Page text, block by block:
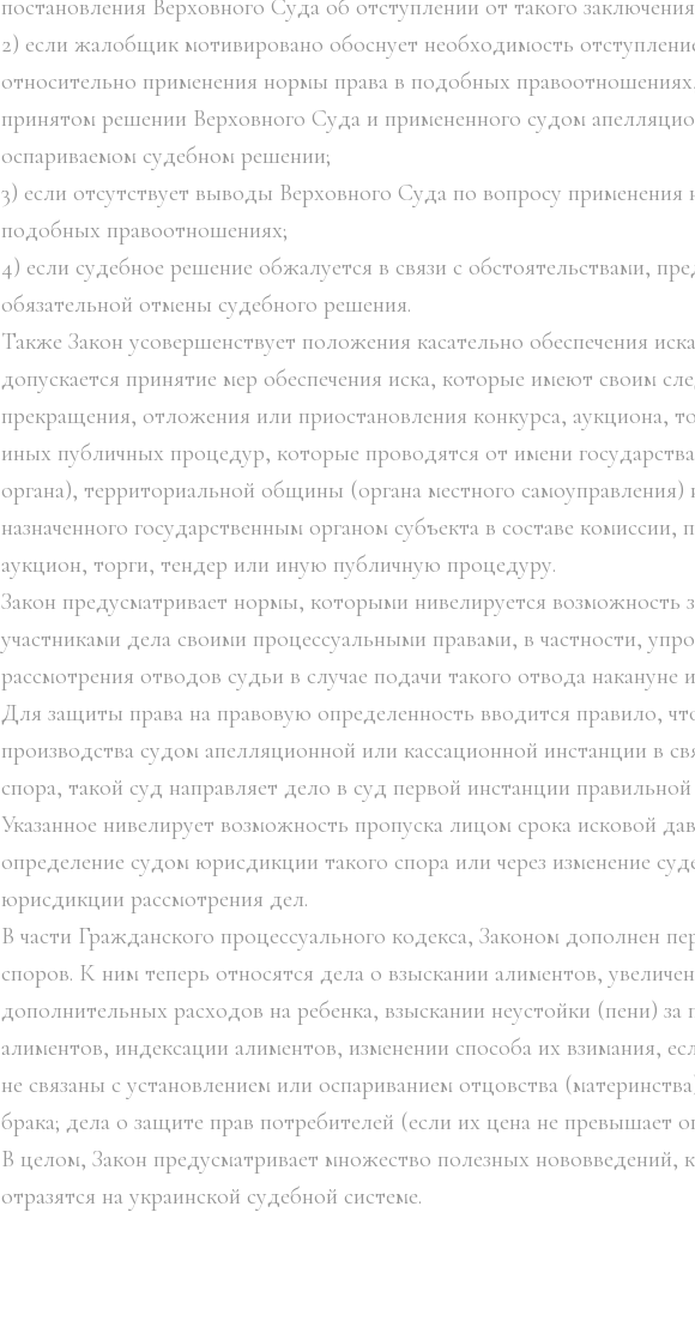
постановления Верховного Суда об отступлении от такого
2) если жалобщик мотивировано обоснует необходимость
относительно применения нормы права в подобных
принятом решении Верховного Суда и примененного судом
оспариваемом судебном решении;
3) если отсутствует выводы Верховного Суда по вопросу применения
подобных правоотношениях;
4) если судебное решение обжалуется в связи с обстоятельствами,
обязательной отмены судебного решения.
Также Закон усовершенствует положения касательно обеспечения
допускается принятие мер обеспечения иска, которые имеют своим
прекращения, отложения или приостановления конкурса, аукциона,
иных публичных процедур, которые проводятся от имени
органа), территориальной общины (органа местного самоуправления)
назначенного государственным органом субъекта в составе
аукцион, торги, тендер или иную публичную процедуру.
Закон предусматривает нормы, которыми нивелируется возможность
участниками дела своими процессуальными правами, в частности,
рассмотрения отводов судьи в случае подачи такого отвода накануне
Для защиты права на правовую определенность вводится правило,
производства судом апелляционной или кассационной инстанции в
спора, такой суд направляет дело в суд первой инстанции
Указанное нивелирует возможность пропуска лицом срока исковой
определение судом юрисдикции такого спора или через изменение
юрисдикции рассмотрения дел.
В части Гражданского процессуального кодекса, Законом дополнен
споров. К ним теперь относятся дела о взыскании алиментов,
дополнительных расходов на ребенка, взыскании неустойки (пени) за
алиментов, индексации алиментов, изменении способа их взимания,
не связаны с установлением или оспариванием отцовства
брака; дела о защите прав потребителей (если их цена не превышает
В целом, Закон предусматривает множество полезных нововведений,
отразятся на украинской судебной системе.